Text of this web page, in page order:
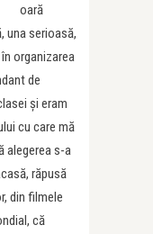
oară
una serioasă,
organizarea
de
și eram
cu care mă
alegerea s-a
răpusă
din filmele
că